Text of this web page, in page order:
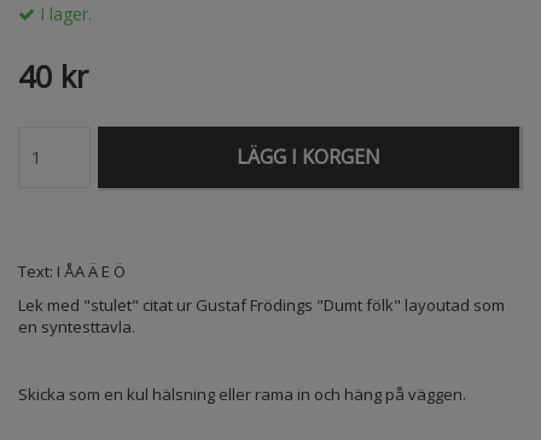
I lager.
40 kr
LÄGG I KORGEN
Text: I ÅA Ä E Ö
Lek med "stulet" citat ur Gustaf Frödings "Dumt fölk" layoutad som
en syntesttavla.
Skicka som en kul hälsning eller rama in och häng på väggen.